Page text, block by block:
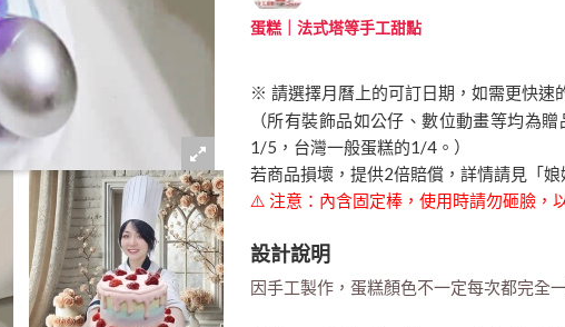
蛋糕｜法式塔等手工甜點
※ 請選擇月曆上的可訂日期，如需更快速
（所有裝飾品如公仔、數位動畫等均為
1/5，台灣一般蛋糕的1/4。）
若商品損壞，提供2倍賠償，詳情請見「娘
⚠️ 注意：內含固定棒，使用時請勿砸臉，
設計說明
因手工製作，蛋糕顏色不一定每次都完全